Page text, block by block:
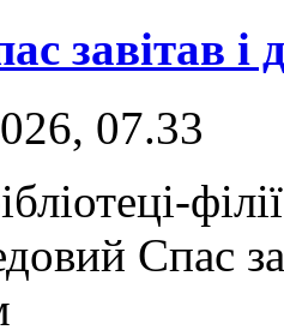
завітав і
07.33
Спас